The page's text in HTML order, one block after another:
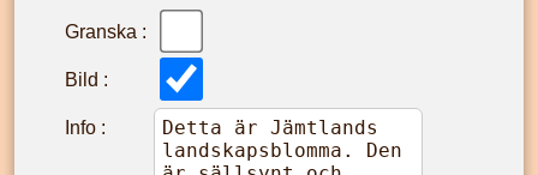
Granska :
Bild :
Info :